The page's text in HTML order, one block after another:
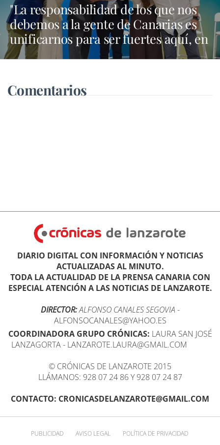
"La responsabilidad de los que nos
debemos a la gente de Canarias es
unificarnos para ser fuertes aquí, en
Madrid y en Bruselas"
Comentarios
DIARIO DIGITAL CON INFORMACIÓN Y NOTICIAS
ACTUALIZADAS AL MINUTO.
TODA LA ACTUALIDAD DE LA PRENSA CANARIA CON
ESPECIAL ATENCIÓN A LAS NOTICIAS DE LANZAROTE.
DIRECTOR:ALFONSO CANALES SEGOVIA -
ALFONSOCANALES@YAHOO.ES
COORDINADORA GRUPO CRÓNICAS: LAURA SAN JOSÉ
LANZAGORTA - LANZAROTE.LAURA@GMAIL.COM
© CRÓNICAS DE LANZAROTE 2015
LLÁMANOS: 928 07 24 86 Y 928 07 24 87
CONTACTO: CRONICASDELANZAROTE@GMAIL.COM
PUBLICIDAD AVISO LEGAL POLÍTICA DE PRIVACIDAD